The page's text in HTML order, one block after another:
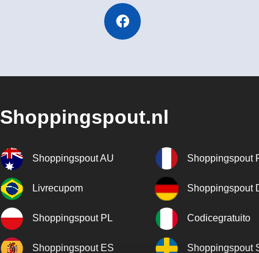
Shoppingspout.nl
Shoppingspout AU Shoppingspout
Livrecupom Shoppingspout
Shoppingspout PL Codicegratuito
Shoppingspout ES Shoppingspout